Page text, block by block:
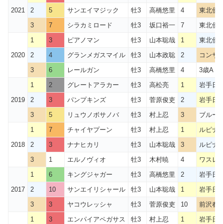
2021
2
5 サンエイマジック 牡3 高橋悠里 4
東北優
3
7 シラカミロード 牡3 坂口裕一 7 東北優
2020
1 3 ピアノマン 牡3 山本聡哉 1
東北優
2
4 グランメガスマイル 牡3 山本政聡 2
コンサ
3
6 レールガン 牡3 高橋悠里 4 3歳A 5
2019
1 2 グレートアラカー 牡3 高松亮 1
岩手日
2
3 パンプキンズ 牡3 菅原俊吏 2
岩手日
3
5 リュウノボサノバ 牡3 村上忍 3 ブルー
2018
1 7 チャイヤプーン 牡3 村上忍 1
ルピナ
2
3 ナナヒカリ 牡3 山本聡哉 3
ルピナ
3
1 エルノヴィオ 牡3 木村暁 4 ワスレ
2017
1 6 キングジャガー 牡3 高橋悠里 2
岩手日
2
10 サンエイリシャール 牡3 山本聡哉 1
岩手日
3
3 ヤコウレッシャ 牡3 菅原俊吏 10 前沢春
1 3 エンパイアペガサス 牡3 村上忍 1
岩手日